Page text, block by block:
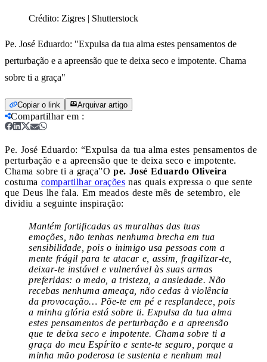
Crédito: Zigres | Shutterstock
Pe. José Eduardo: "Expulsa da tua alma estes pensamentos de
perturbação e a apreensão que te deixa seco e impotente. Chama
sobre ti a graça"
Copiar o link Arquivar artigo
Compartilhar em :
Pe. José Eduardo: “Expulsa da tua alma estes pensamentos de
perturbação e a apreensão que te deixa seco e impotente.
Chama sobre ti a graça”O pe. José Eduardo Oliveira
costuma compartilhar orações nas quais expressa o que sente
que Deus lhe fala. Em meados deste mês de setembro, ele
dividiu a seguinte inspiração:
Mantém fortificadas as muralhas das tuas
emoções, não tenhas nenhuma brecha em tua
sensibilidade, pois o inimigo usa pessoas com a
mente frágil para te atacar e, assim, fragilizar-te,
deixar-te instável e vulnerável às suas armas
preferidas: o medo, a tristeza, a ansiedade. Não
recebas nenhuma ameaça, não cedas à violência
da provocação… Põe-te em pé e resplandece, pois
a minha glória está sobre ti. Expulsa da tua alma
estes pensamentos de perturbação e a apreensão
que te deixa seco e impotente. Chama sobre ti a
graça do meu Espírito e sente-te seguro, porque a
minha mão poderosa te sustenta e nenhum mal